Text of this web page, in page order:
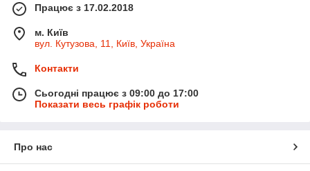
Працює з 17.02.2018
м. Київ
вул. Кутузова, 11, Київ, Україна
Контакти
Сьогодні працює з 09:00 до 17:00
Показати весь графік роботи
Про нас